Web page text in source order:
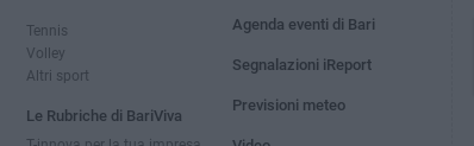
Tennis
Volley
Altri sport
Le Rubriche di BariViva
Agenda eventi di Bari
Segnalazioni iReport
Previsioni meteo